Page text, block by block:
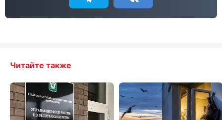
Читайте также